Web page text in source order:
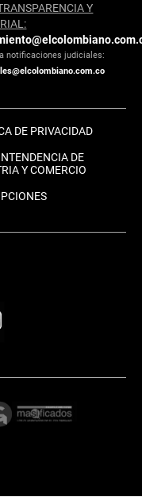
Y
notificaciones judiciales:
DE PRIVACIDAD
DE
Y COMERCIO